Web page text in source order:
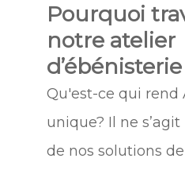
Pourquoi
notre atelier
Qu'est-ce qui rend
unique? Il ne
de nos solutions